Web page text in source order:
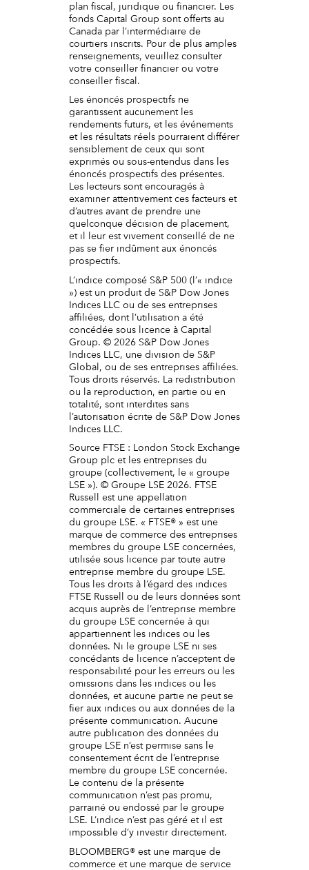
plan fiscal, juridique ou financier. Les
fonds Capital Group sont offerts au
Canada par l’intermédiaire de
courtiers inscrits. Pour de plus amples
renseignements, veuillez consulter
votre conseiller financier ou votre
conseiller fiscal.
Les énoncés prospectifs ne
garantissent aucunement les
rendements futurs, et les événements
et les résultats réels pourraient différer
sensiblement de ceux qui sont
exprimés ou sous-entendus dans les
énoncés prospectifs des présentes.
Les lecteurs sont encouragés à
examiner attentivement ces facteurs et
d’autres avant de prendre une
quelconque décision de placement,
et il leur est vivement conseillé de ne
pas se fier indûment aux énoncés
prospectifs.
L’indice composé S&P 500 (l’« indice
») est un produit de S&P Dow Jones
Indices LLC ou de ses entreprises
affiliées, dont l’utilisation a été
concédée sous licence à Capital
Group. © 2026 S&P Dow Jones
Indices LLC, une division de S&P
Global, ou de ses entreprises affiliées.
Tous droits réservés. La redistribution
ou la reproduction, en partie ou en
totalité, sont interdites sans
l’autorisation écrite de S&P Dow Jones
Indices LLC.
Source FTSE : London Stock Exchange
Group plc et les entreprises du
groupe (collectivement, le « groupe
LSE »). © Groupe LSE 2026. FTSE
Russell est une appellation
commerciale de certaines entreprises
du groupe LSE. « FTSE® » est une
marque de commerce des entreprises
membres du groupe LSE concernées,
utilisée sous licence par toute autre
entreprise membre du groupe LSE.
Tous les droits à l’égard des indices
FTSE Russell ou de leurs données sont
acquis auprès de l’entreprise membre
du groupe LSE concernée à qui
appartiennent les indices ou les
données. Ni le groupe LSE ni ses
concédants de licence n’acceptent de
responsabilité pour les erreurs ou les
omissions dans les indices ou les
données, et aucune partie ne peut se
fier aux indices ou aux données de la
présente communication. Aucune
autre publication des données du
groupe LSE n’est permise sans le
consentement écrit de l’entreprise
membre du groupe LSE concernée.
Le contenu de la présente
communication n’est pas promu,
parrainé ou endossé par le groupe
LSE. L’indice n’est pas géré et il est
impossible d’y investir directement.
BLOOMBERG® est une marque de
commerce et une marque de service